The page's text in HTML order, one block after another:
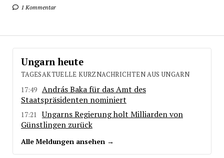
1 Kommentar
Ungarn heute
TAGESAKTUELLE KURZNACHRICHTEN AUS UNGARN
17:49 András Baka für das Amt des
Staatspräsidenten nominiert
17:21
Ungarns Regierung holt Milliarden von
Günstlingen zurück
Alle Meldungen ansehen →